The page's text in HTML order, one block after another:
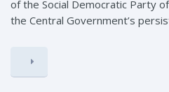
of the Social Democratic Party
the Central Government’s